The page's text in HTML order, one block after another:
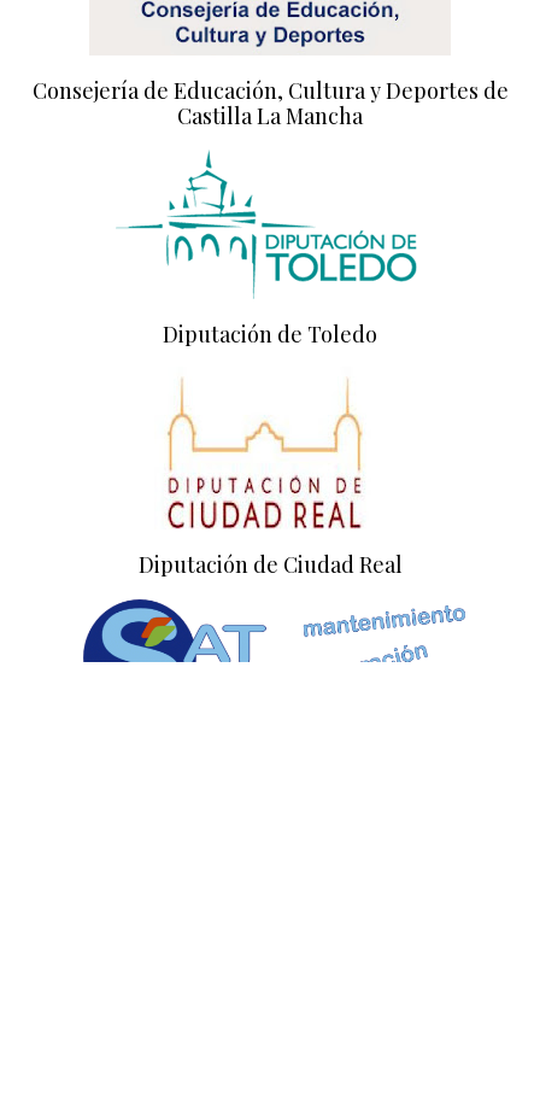
Consejería de Educación, Cultura y Deportes de
Castilla La Mancha
Diputación de Toledo
Diputación de Ciudad Real